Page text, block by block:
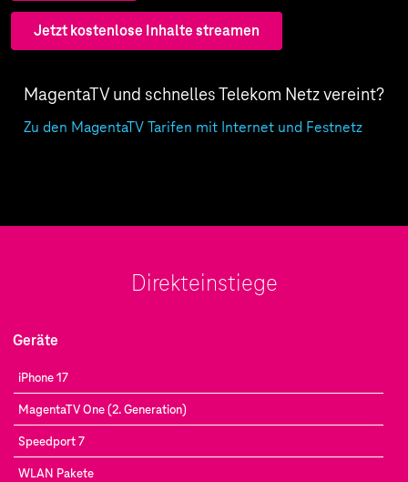
Jetzt kostenlose Inhalte streamen
MagentaTV und schnelles Telekom Netz vereint?
Zu den MagentaTV Tarifen mit Internet und Festnetz
Direkteinstiege
Geräte
iPhone 17
MagentaTV One (2. Generation)
Speedport 7
WLAN Pakete